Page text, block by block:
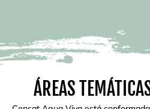
ÁREAS